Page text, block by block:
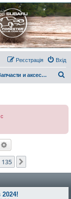
на природе и
общения с друзьями.
Вхід
Реєстрація
Запчасти и аксессуары
135